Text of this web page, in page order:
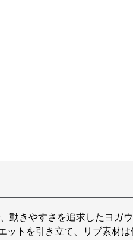
動きやすさを追求したヨガ
ットを引き立て、リブ素材